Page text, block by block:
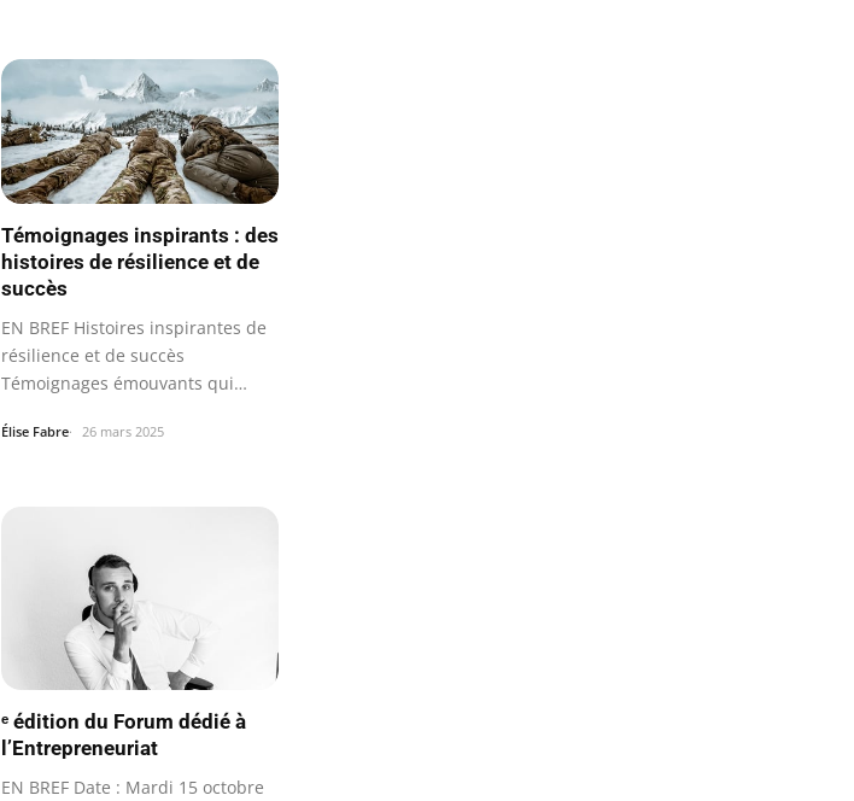
Témoignages inspirants : des
histoires de résilience et de
succès
EN BREF Histoires inspirantes de
résilience et de succès
Témoignages émouvants qui
Élise Fabre 26 mars 2025
ᵉ édition du Forum dédié à
l’Entrepreneuriat
EN BREF Date : Mardi 15 octobre